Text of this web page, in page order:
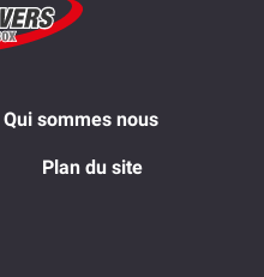
Qui sommes nous
Plan du site